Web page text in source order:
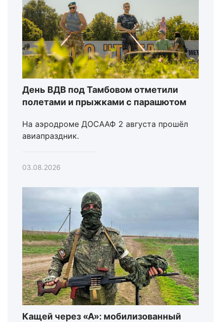
День ВДВ под Тамбовом отметили
полетами и прыжками с парашютом
На аэродроме ДОСААФ 2 августа прошёл
авиапраздник.
03.08.2026
Кащей через «А»: мобилизованный